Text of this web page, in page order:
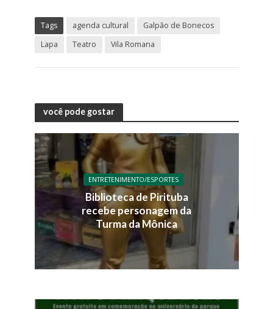
Tags agenda cultural
Galpão de Bonecos
Lapa
Teatro Vila Romana
você pode gostar
ENTRETENIMENTO/ESPORTES
Biblioteca de Pirituba
recebe personagem da
Turma da Mônica